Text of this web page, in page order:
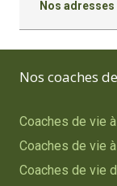
Nos adresses
Nos coaches
Coaches de vie
Coaches de vie
Coaches de vie